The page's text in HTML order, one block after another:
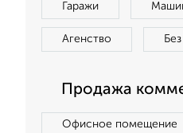
Гаражи
Агенство
Продажа
Офисное помещение